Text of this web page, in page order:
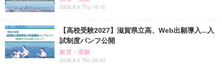
2026.8.6 Thu 19:15
【高校受験2027】滋賀県立高、Web出願導入...入
試制度パンフ公開
教育・受験
2026.8.6 Thu 20:45